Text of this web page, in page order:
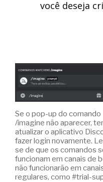
você deseja
Se o pop-up do comando
/imagine não aparecer,
atualizar o aplicativo
fazer login novamente.
se de que os comandos
funcionam em canais de
não funcionarão em
regulares, como #trial-